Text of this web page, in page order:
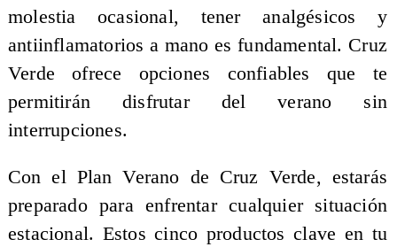
molestia ocasional, tener analgésicos y
antiinflamatorios a mano es fundamental. Cruz
Verde ofrece opciones confiables que te
permitirán disfrutar del verano sin
interrupciones.
Con el Plan Verano de Cruz Verde, estarás
preparado para enfrentar cualquier situación
estacional. Estos cinco productos clave en tu